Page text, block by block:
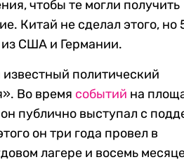
чтобы те могли получить
Китай не сделал этого, но
США и Германии.
политический
Во время событий на
публично выступал с
он три года провел в
лагере и восемь